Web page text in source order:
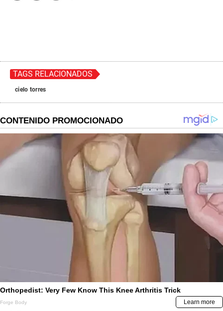
TAGS RELACIONADOS
cielo torres